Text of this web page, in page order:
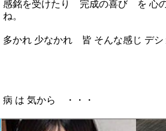
感銘を受けたり 完成の喜び を 心
ね。
多かれ 少なかれ 皆 そんな感じ デシ
病 は 気から ・・・